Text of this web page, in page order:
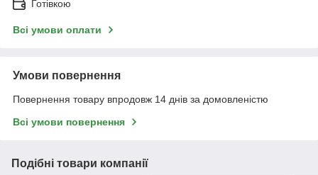
Готівкою
Всі умови оплати
Умови повернення
Повернення товару впродовж 14 днів за домовленістю
Всі умови повернення
Подібні товари компанії